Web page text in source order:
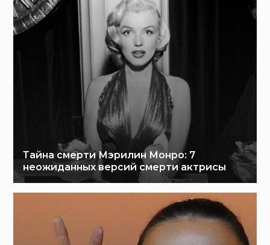
Тайна смерти Мэрилин Монро: 7
неожиданных версий смерти актрисы